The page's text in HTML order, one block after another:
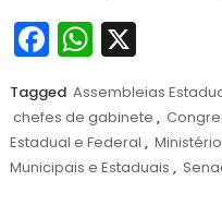
Facebook
X
Tagged Assembleias
chefes de gabinete ,
Estadual e Federal ,
Municipais e Estaduais ,